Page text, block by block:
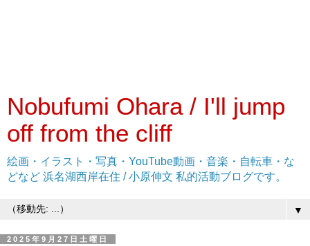
Nobufumi Ohara / I'll jump
off from the cliff
絵画・イラスト・写真・YouTube動画・音楽・自転車・な
どなど 浜名湖西岸在住 / 小原伸文 私的活動ブログです。
▼
2025年9月27日土曜日